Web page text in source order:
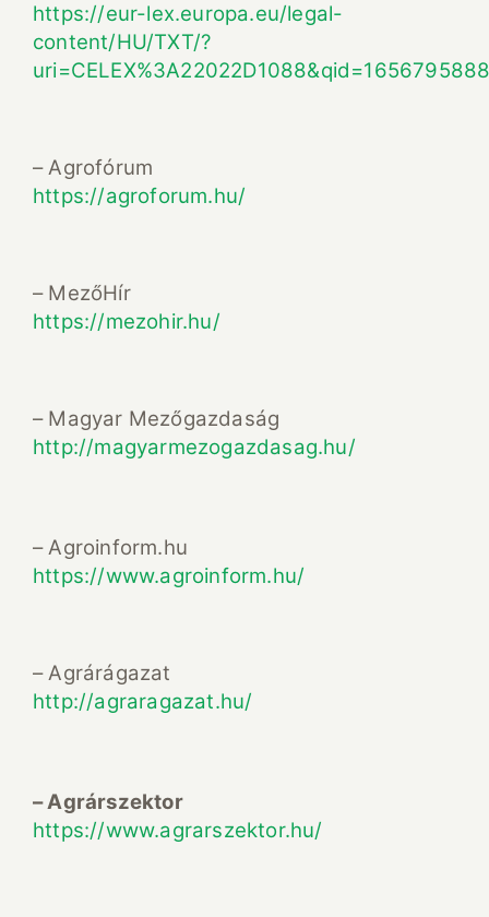
https://eur-lex.europa.eu/legal-
content/HU/TXT/?
– Agrofórum
https://agroforum.hu/
– MezőHír
https://mezohir.hu/
– Magyar Mezőgazdaság
http://magyarmezogazdasag.hu/
– Agroinform.hu
https://www.agroinform.hu/
– Agrárágazat
http://agraragazat.hu/
– Agrárszektor
https://www.agrarszektor.hu/